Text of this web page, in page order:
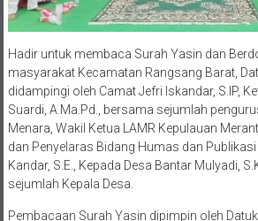
Hadir untuk membaca Surah Yasin dan
masyarakat Kecamatan Rangsang Barat,
didampingi oleh Camat Jefri Iskandar, S.IP,
Suardi, A.Ma.Pd., bersama sejumlah
Menara, Wakil Ketua LAMR Kepulauan
dan Penyelaras Bidang Humas dan Publikasi
Kandar, S.E., Kepada Desa Bantar Mulyadi,
sejumlah Kepala Desa.
Pembacaan Surah Yasin dipimpin oleh